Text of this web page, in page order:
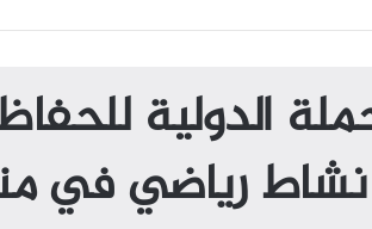
الدولية
نشاط رياضي في